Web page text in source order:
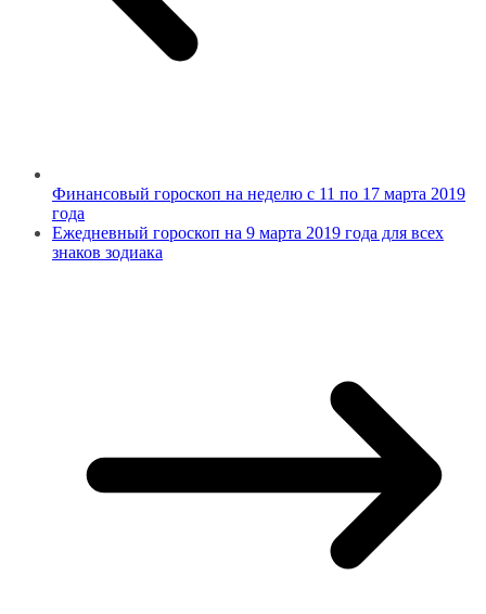
Финансовый гороскоп на неделю с 11 по 17 марта 2019
года
Ежедневный гороскоп на 9 марта 2019 года для всех
знаков зодиака